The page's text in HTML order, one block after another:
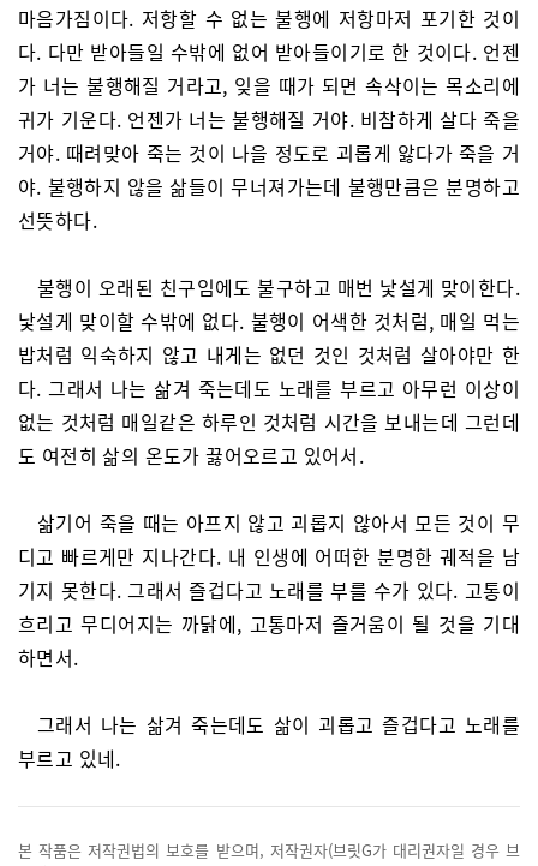
마음가짐이다. 저항할 수 없는 불행에 저항마저 포기한 것이
다. 다만 받아들일 수밖에 없어 받아들이기로 한 것이다. 언젠
가 너는 불행해질 거라고, 잊을 때가 되면 속삭이는 목소리에
귀가 기운다. 언젠가 너는 불행해질 거야. 비참하게 살다 죽을
거야. 때려맞아 죽는 것이 나을 정도로 괴롭게 앓다가 죽을 거
야. 불행하지 않을 삶들이 무너져가는데 불행만큼은 분명하고
선뜻하다.
불행이 오래된 친구임에도 불구하고 매번 낯설게 맞이한다.
낯설게 맞이할 수밖에 없다. 불행이 어색한 것처럼, 매일 먹는
밥처럼 익숙하지 않고 내게는 없던 것인 것처럼 살아야만 한
다. 그래서 나는 삶겨 죽는데도 노래를 부르고 아무런 이상이
없는 것처럼 매일같은 하루인 것처럼 시간을 보내는데 그런데
도 여전히 삶의 온도가 끓어오르고 있어서.
삶기어 죽을 때는 아프지 않고 괴롭지 않아서 모든 것이 무
디고 빠르게만 지나간다. 내 인생에 어떠한 분명한 궤적을 남
기지 못한다. 그래서 즐겁다고 노래를 부를 수가 있다. 고통이
흐리고 무디어지는 까닭에, 고통마저 즐거움이 될 것을 기대
하면서.
그래서 나는 삶겨 죽는데도 삶이 괴롭고 즐겁다고 노래를
부르고 있네.
본 작품은 저작권법의 보호를 받으며, 저작권자(브릿G가 대리권자일 경우 브